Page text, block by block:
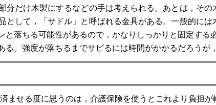
だけ木製にするなどの手は考えられる。あとは，そ
として，「サドル」と呼ばれる金具がある。一般的に
と落ちる可能性があるので，かなりしっかりと固定する
。強度が落ちるまでサビるには時間がかかるだろうが
ませる度に思うのは，介護保険を使うとこれより負担